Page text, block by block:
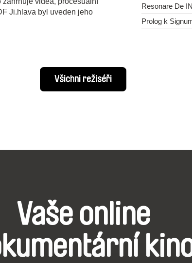
Ji.hlava byl uveden jeho
Resonare De
Prolog k
Všichni režiséři
Vaše online